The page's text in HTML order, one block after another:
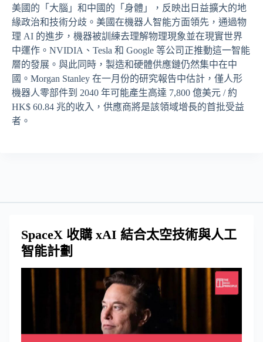
美國的「大腦」和中國的「身體」，反映出日益擴大的地
緣政治和技術分歧。美國在機器人智能方面領先，通過物
理 AI 的進步，機器被訓練去理解物理現象並在現實世界
中運作。NVIDIA、Tesla 和 Google 等公司正推動這一智能
層的發展。與此同時，製造和硬體供應鏈仍然集中在中
國。Morgan Stanley 在一月份的研究報告中估計，僅人形
機器人零部件到 2040 年可能產生高達 7,800 億美元 / 約
HK$ 60.84 兆的收入，供應商將是該領域增長的首批受益
者。
SpaceX 收購 xAI 結合太空技術與人工
智能計劃